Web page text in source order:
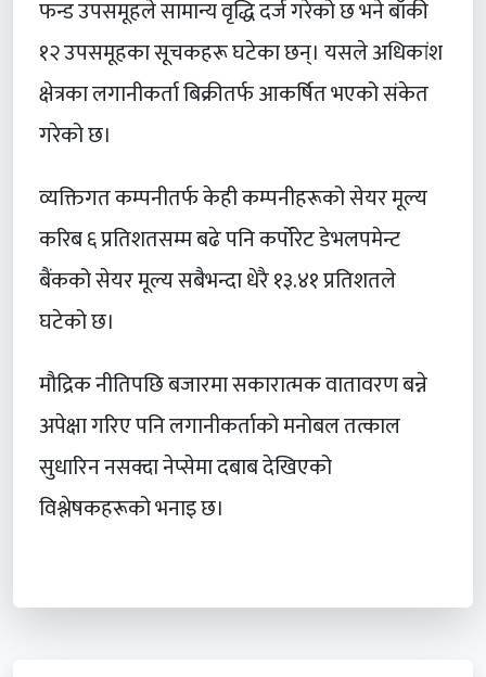
फन्ड उपसमूहले सामान्य वृद्धि दर्ज गरेको छ भने बाँकी
१२ उपसमूहका सूचकहरू घटेका छन्। यसले अधिकांश
क्षेत्रका लगानीकर्ता बिक्रीतर्फ आकर्षित भएको संकेत
गरेको छ।
व्यक्तिगत कम्पनीतर्फ केही कम्पनीहरूको सेयर मूल्य
करिब ६ प्रतिशतसम्म बढे पनि कर्पोरेट डेभलपमेन्ट
बैंकको सेयर मूल्य सबैभन्दा धेरै १३.४१ प्रतिशतले
घटेको छ।
मौद्रिक नीतिपछि बजारमा सकारात्मक वातावरण बन्ने
अपेक्षा गरिए पनि लगानीकर्ताको मनोबल तत्काल
सुधारिन नसक्दा नेप्सेमा दबाब देखिएको
विश्लेषकहरूको भनाइ छ।